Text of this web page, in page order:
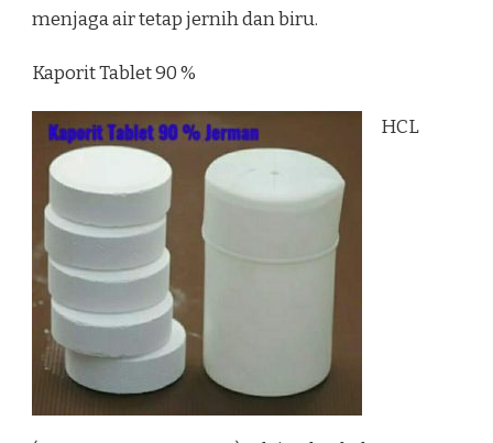
menjaga air tetap jernih dan biru.
Kaporit Tablet 90 %
HCL